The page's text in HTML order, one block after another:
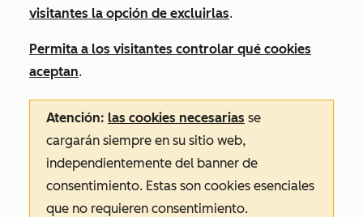
visitantes la opción de excluirlas.
Permita a los visitantes controlar qué cookies
aceptan.
Atención: las cookies necesarias se
cargarán siempre en su sitio web,
independientemente del banner de
consentimiento. Estas son cookies esenciales
que no requieren consentimiento.